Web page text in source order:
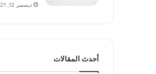
ديسمبر 12, 2021
أحدث المقالات